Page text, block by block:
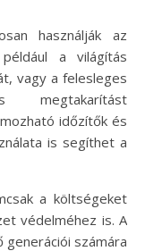
használják az
a világítás
vagy a felesleges
megtakarítást
időzítők és
is segíthet a
a költségeket
védelméhez is. A
számára